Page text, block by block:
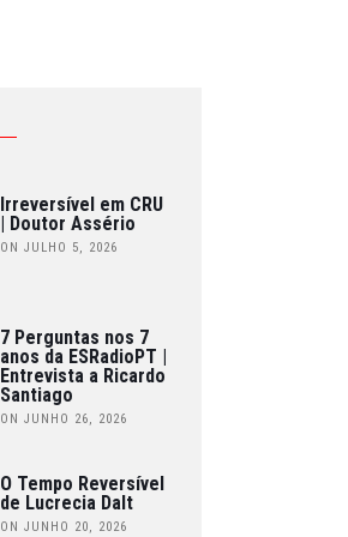
Irreversível em CRU
| Doutor Assério
ON JULHO 5, 2026
7 Perguntas nos 7
anos da ESRadioPT |
Entrevista a Ricardo
Santiago
ON JUNHO 26, 2026
O Tempo Reversível
de Lucrecia Dalt
ON JUNHO 20, 2026